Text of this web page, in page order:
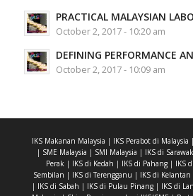
PRACTICAL MALAYSIAN
October 2, 2017 - 10:20 am
DEFINING PERFORMANCE
October 2, 2017 - 10:09 am
IKS Makanan Malaysia | IKS Perabot di Malaysia |
| SME Malaysia | SMI Malaysia | IKS di Sarawak
Perak | IKS di Kedah | IKS di Pahang | IKS
Sembilan | IKS di Terengganu | IKS di Kelantan
| IKS di Sabah | IKS di Pulau Pinang| IKS di